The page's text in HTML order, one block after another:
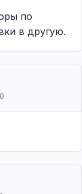
по
в другую.